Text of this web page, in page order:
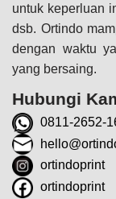
untuk keperluan
dsb. Ortindo
dengan waktu
yang bersaing.
Hubungi
0811-2652-
ortindoprint
ortindoprint